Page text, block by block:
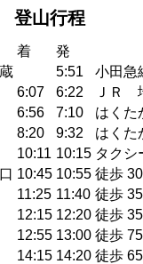
山行程
着
発
5:51
小田急
6:07 6:22
ＪＲ
6:56 7:10
はくた
8:20 9:32
はくた
10:11 10:15 タクシ
10:45 10:55 徒歩
11:25 11:40 徒歩
12:15 12:20 徒歩
12:55 13:00 徒歩
14:15 14:20 徒歩